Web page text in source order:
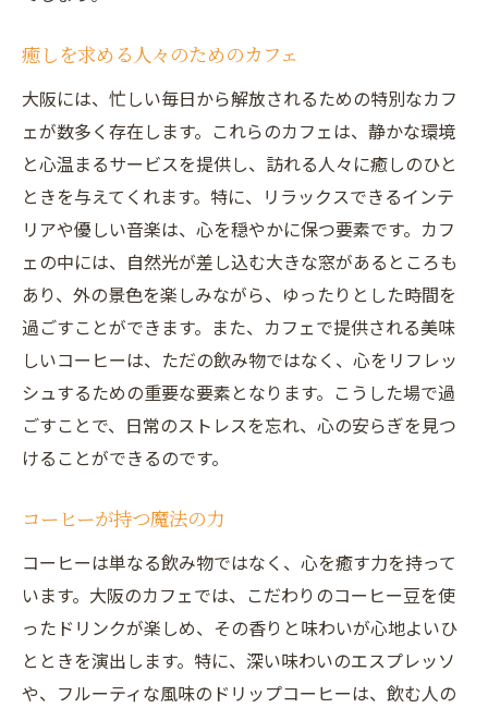
癒しを求める人々のためのカフェ
大阪には、忙しい毎日から解放されるための特別なカフ
ェが数多く存在します。これらのカフェは、静かな環境
と心温まるサービスを提供し、訪れる人々に癒しのひと
ときを与えてくれます。特に、リラックスできるインテ
リアや優しい音楽は、心を穏やかに保つ要素です。カフ
ェの中には、自然光が差し込む大きな窓があるところも
あり、外の景色を楽しみながら、ゆったりとした時間を
過ごすことができます。また、カフェで提供される美味
しいコーヒーは、ただの飲み物ではなく、心をリフレッ
シュするための重要な要素となります。こうした場で過
ごすことで、日常のストレスを忘れ、心の安らぎを見つ
けることができるのです。
コーヒーが持つ魔法の力
コーヒーは単なる飲み物ではなく、心を癒す力を持って
います。大阪のカフェでは、こだわりのコーヒー豆を使
ったドリンクが楽しめ、その香りと味わいが心地よいひ
とときを演出します。特に、深い味わいのエスプレッソ
や、フルーティな風味のドリップコーヒーは、飲む人の